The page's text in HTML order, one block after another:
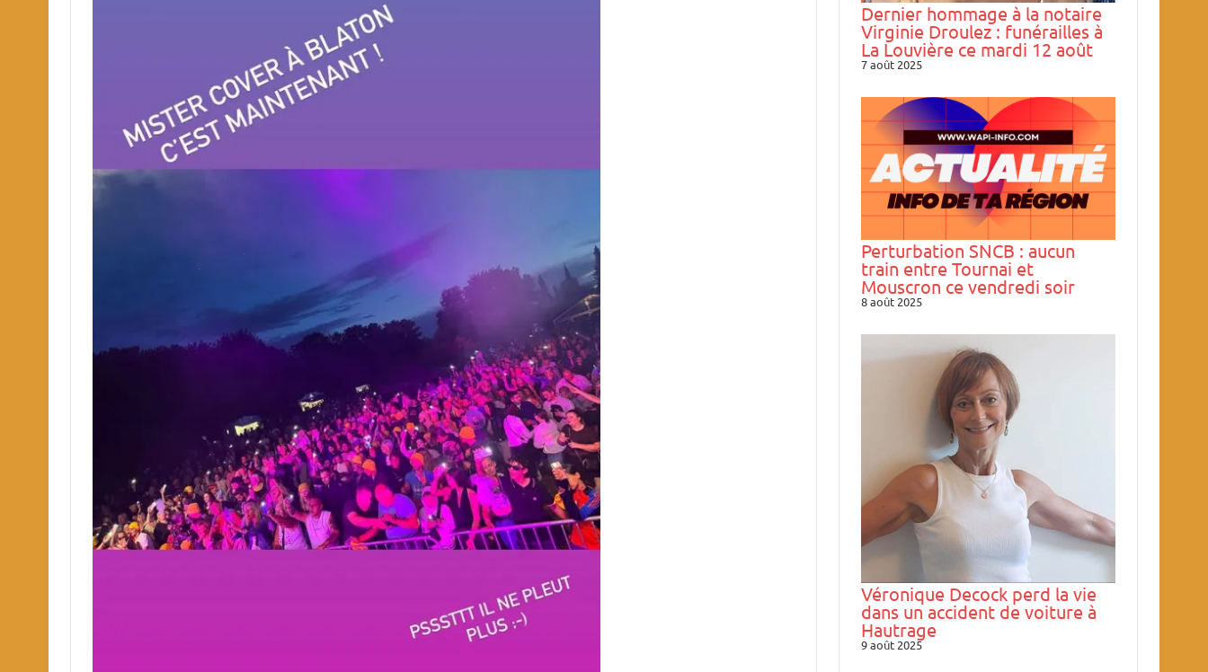
Dernier hommage à la notaire
Virginie Droulez : funérailles à
La Louvière ce mardi 12 août
7 août 2025
Perturbation SNCB : aucun
train entre Tournai et
Mouscron ce vendredi soir
8 août 2025
Véronique Decock perd la vie
dans un accident de voiture à
Hautrage
9 août 2025